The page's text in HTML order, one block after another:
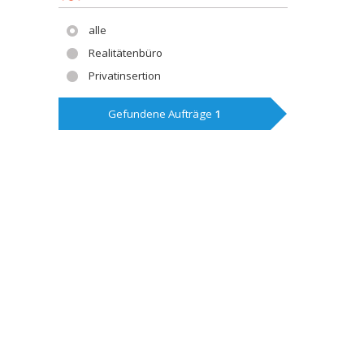
alle
Realitätenbüro
Privatinsertion
Gefundene Aufträge 1